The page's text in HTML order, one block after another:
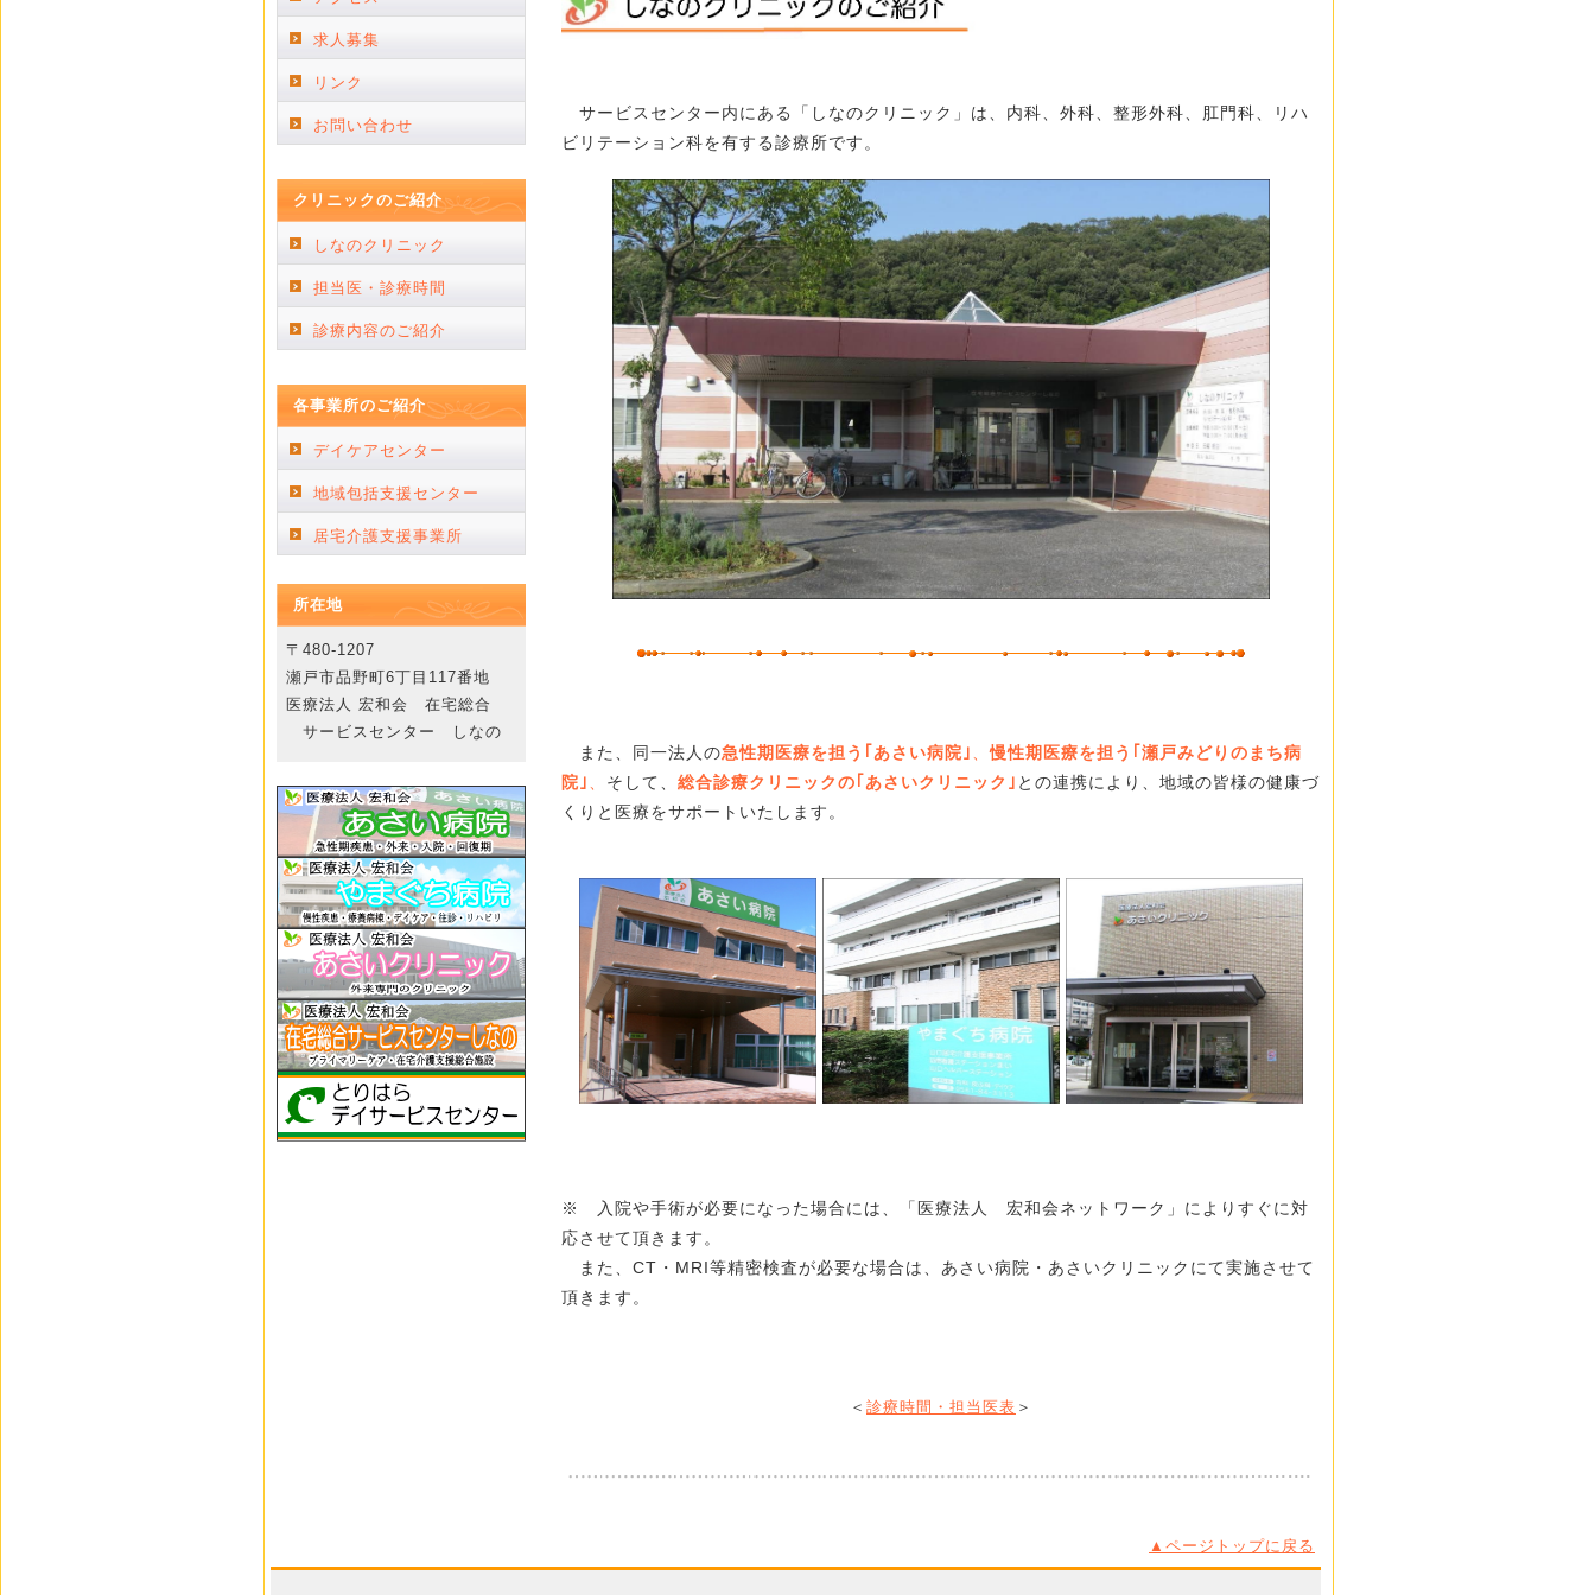
サービスセンター内にある
「しなのクリニック」は、内科、外科、整形外科、肛門科、リハ
ビリテーション科を有する診療所です。
また、同一法人の急性期医療を担う｢あさい病院｣ 、慢性期医療を担う｢瀬戸みどりのまち病
院｣
そして、 総合診療クリニックの｢あさいクリニック｣ との連携により、地域の皆様の健康づ
くりと医療をサポートいたします。
※ 入院や手術が必要になった場合には、「医療法人 宏和会ネットワーク」によりすぐに対
応させて頂きます。
また、CT・MRI等精密検査が必要な場合は、あさい病院・あさいクリニックにて実施させて
頂きます。
＜ 診療時間・担当医表 ＞
▲ページトップに戻る
求人募集
リンク
お問い合わせ
クリニックのご紹介
しなのクリニック
担当医・診療時間
診療内容のご紹介
各事業所のご紹介
デイケアセンター
地域包括支援センター
居宅介護支援事業所
所在地
〒480-1207
瀬戸市品野町6丁目117番地
医療法人 宏和会 在宅総合
サービスセンター しなの